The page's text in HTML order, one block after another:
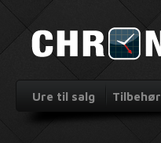
Ure til salg Tilbehør